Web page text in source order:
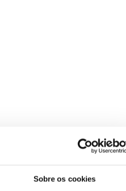
Sobre os cookies